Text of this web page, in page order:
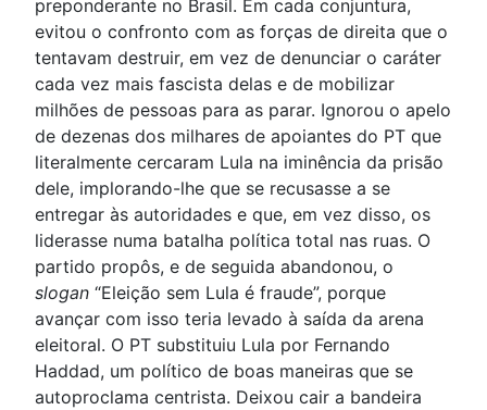
preponderante no Brasil. Em cada conjuntura,
evitou o confronto com as forças de direita que o
tentavam destruir, em vez de denunciar o caráter
cada vez mais fascista delas e de mobilizar
milhões de pessoas para as parar. Ignorou o apelo
de dezenas dos milhares de apoiantes do PT que
literalmente cercaram Lula na iminência da prisão
dele, implorando-lhe que se recusasse a se
entregar às autoridades e que, em vez disso, os
liderasse numa batalha política total nas ruas. O
partido propôs, e de seguida abandonou, o
slogan “Eleição sem Lula é fraude”, porque
avançar com isso teria levado à saída da arena
eleitoral. O PT substituiu Lula por Fernando
Haddad, um político de boas maneiras que se
autoproclama centrista. Deixou cair a bandeira